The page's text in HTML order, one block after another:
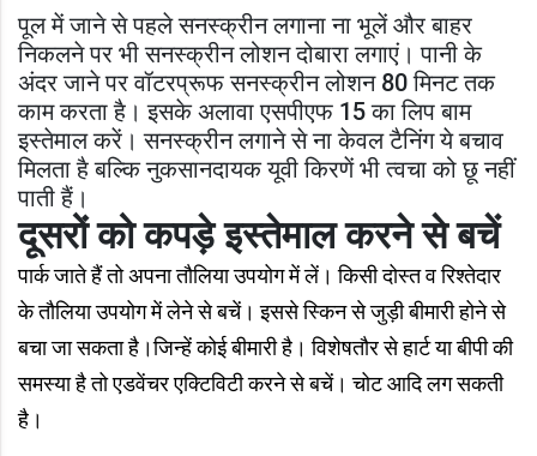
पूल में जाने से पहले सनस्क्रीन लगाना ना भूलें और बाहर
निकलने पर भी सनस्क्रीन लोशन दोबारा लगाएं। पानी के
अंदर जाने पर वॉटरप्रूफ सनस्क्रीन लोशन 80 मिनट तक
काम करता है। इसके अलावा एसपीएफ 15 का लिप बाम
इस्तेमाल करें। सनस्क्रीन लगाने से ना केवल टैनिंग ये बचाव
मिलता है बल्कि नुकसानदायक यूवी किरणें भी त्वचा को छू नहीं
पाती हैं।
दूसरों को कपड़े इस्तेमाल करने से बचें
पार्क जाते हैं तो अपना तौलिया उपयोग में लें। किसी दोस्त व रिश्तेदार
के तौलिया उपयोग में लेने से बचें। इससे स्किन से जुड़ी बीमारी होने से
बचा जा सकता है।जिन्हें कोई बीमारी है। विशेषतौर से हार्ट या बीपी की
समस्या है तो एडवेंचर एक्टिविटी करने से बचें। चोट आदि लग सकती
है।